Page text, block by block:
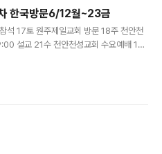
한국방문6/12월~23금
석 17토 원주제일교회 방문 18주 천안천
설교 21수 천안천성교회 수요예배 11: